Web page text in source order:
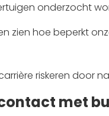
onderzocht
zien hoe beperkt
riskeren door
met